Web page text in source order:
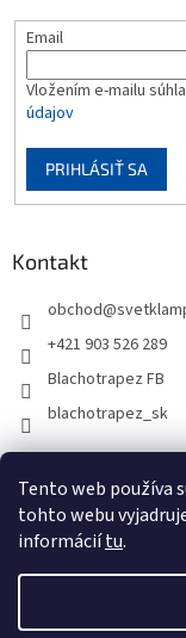
Tento web používa
tohto webu
informáciítu.
Email
Vložením e-mailu
údajov
PRIHLÁSIŤ SA
Kontakt
obchod@
+421 903 526 289
Blachotrapez FB
blachotrapez_sk